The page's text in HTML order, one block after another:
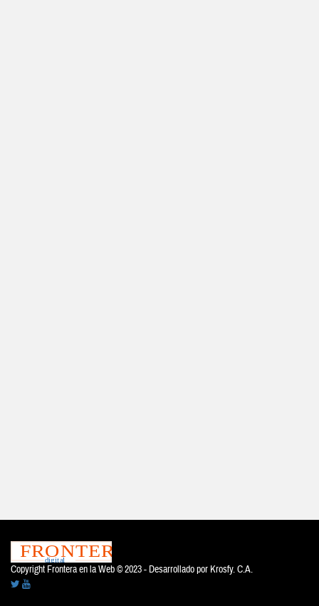
Copyright Frontera en la Web © 2023 - Desarrollado por Krosfy. C.A.